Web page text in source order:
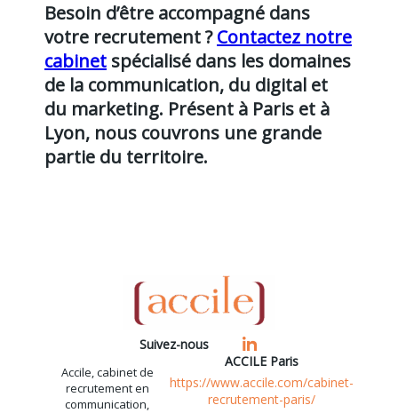
Besoin d’être accompagné dans
votre recrutement ?Contactez notre
cabinet spécialisé dans les domaines
de la communication, du digital et
du marketing. Présent à Paris et à
Lyon, nous couvrons une grande
partie du territoire.
Suivez-nous
Accile, cabinet de
recrutement en
communication,
ACCILE Paris
https://www.accile.com/cabinet-
recrutement-paris/